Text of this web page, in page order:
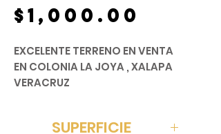
$1,000.00
EXCELENTE TERRENO EN VENTA
EN COLONIA LA JOYA , XALAPA
VERACRUZ
SUPERFICIE